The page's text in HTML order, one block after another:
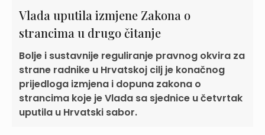
Vlada uputila izmjene Zakona o
strancima u drugo čitanje
Bolje i sustavnije reguliranje pravnog okvira za
strane radnike u Hrvatskoj cilj je konačnog
prijedloga izmjena i dopuna zakona o
strancima koje je Vlada sa sjednice u četvrtak
uputila u Hrvatski sabor.